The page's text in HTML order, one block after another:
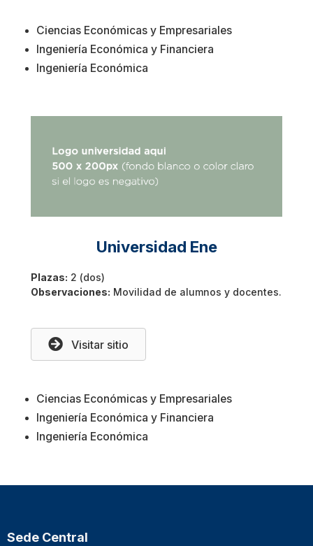
Ciencias Económicas y Empresariales
Ingeniería Económica y Financiera
Ingeniería Económica
Universidad Ene
Plazas: 2 (dos)
Observaciones: Movilidad de alumnos y docentes.
Visitar sitio
Ciencias Económicas y Empresariales
Ingeniería Económica y Financiera
Ingeniería Económica
Sede Central